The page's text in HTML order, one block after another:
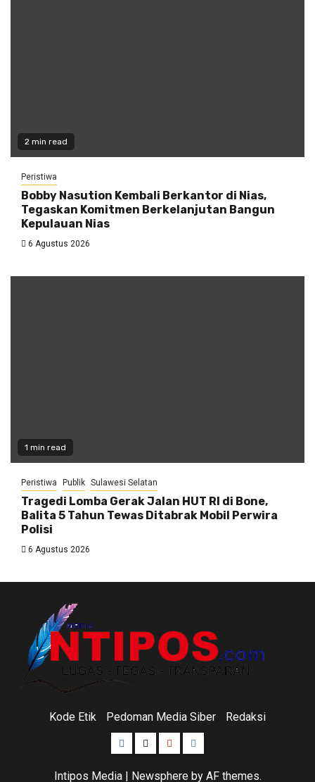
2 min read
Peristiwa
Bobby Nasution Kembali Berkantor di Nias,
Tegaskan Komitmen Berkelanjutan Bangun
Kepulauan Nias
6 Agustus 2026
1 min read
Peristiwa Publik Sulawesi Selatan
Tragedi Lomba Gerak Jalan HUT RI di Bone,
Balita 5 Tahun Tewas Ditabrak Mobil Perwira
Polisi
6 Agustus 2026
Kode Etik Pedoman Media Siber Redaksi
Facebook
TwitterYoutubeInstagram
Intipos Media | Newsphereby AF themes.